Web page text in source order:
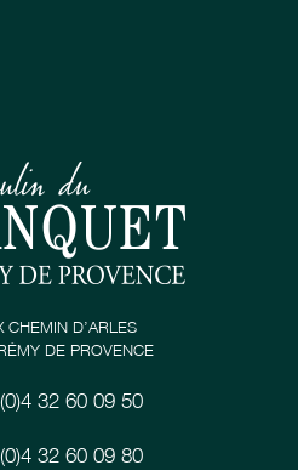
CHEMIN D’ARLES
DE PROVENCE
32 60 09 50
32 60 09 80